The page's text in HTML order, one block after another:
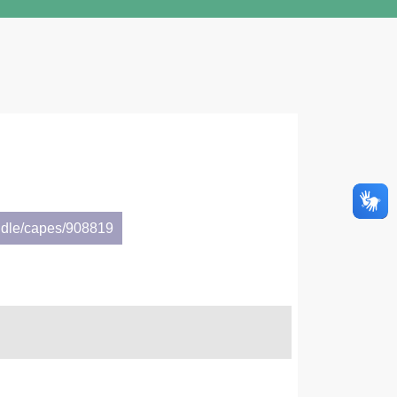
capes/908819